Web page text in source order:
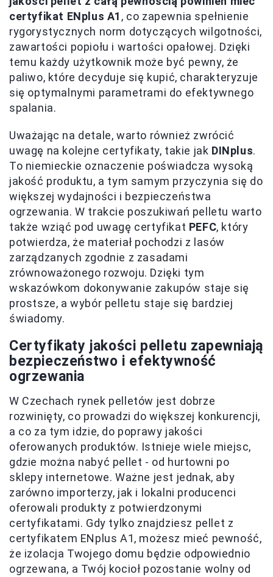
certyfikat ENplus A1 , co zapewnia spełnienie
rygorystycznych norm dotyczących wilgotności,
zawartości popiołu i wartości opałowej. Dzięki
temu każdy użytkownik może być pewny, że
paliwo, które decyduje się kupić, charakteryzuje
się optymalnymi parametrami do efektywnego
spalania.
Uważając na detale, warto również zwrócić
uwagę na kolejne certyfikaty, takie jak DINplus.
To niemieckie oznaczenie poświadcza wysoką
jakość produktu, a tym samym przyczynia się do
większej wydajności i bezpieczeństwa
ogrzewania. W trakcie poszukiwań pelletu warto
także wziąć pod uwagę certyfikat PEFC, który
potwierdza, że materiał pochodzi z lasów
zarządzanych zgodnie z zasadami
zrównoważonego rozwoju. Dzięki tym
wskazówkom dokonywanie zakupów staje się
prostsze, a wybór pelletu staje się bardziej
świadomy.
Certyfikaty jakości pelletu zapewniają
bezpieczeństwo i efektywność
ogrzewania
W Czechach rynek pelletów jest dobrze
rozwinięty, co prowadzi do większej konkurencji,
a co za tym idzie, do poprawy jakości
oferowanych produktów. Istnieje wiele miejsc,
gdzie można nabyć pellet - od hurtowni po
sklepy internetowe. Ważne jest jednak, aby
zarówno importerzy, jak i lokalni producenci
oferowali produkty z potwierdzonymi
certyfikatami. Gdy tylko znajdziesz pellet z
certyfikatem ENplus A1, możesz mieć pewność,
że izolacja Twojego domu będzie odpowiednio
ogrzewana, a Twój kocioł pozostanie wolny od